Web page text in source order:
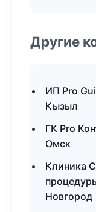
Другие
ИП Pro
Кызыл
ГК Pro
Омск
Клиника
Новгород